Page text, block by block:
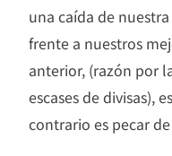
una caída de
frente a nuestros
anterior, (razón por
escases de divisas),
contrario es pecar